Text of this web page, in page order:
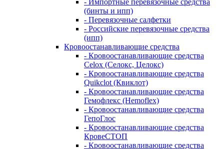
- Импортные перевязочные средства
(бинты и ипп)
- Перевязочные салфетки
- Российские перевязочные средства
(ипп)
Кровоостанавливающие средства
- Кровоостанавливающие средства
Celox (Селокс, Целокс)
- Кровоостанавливающие средства
Quikclot (Квиклот)
- Кровоостанавливающие средства
Гемофлекс (Hemoflex)
- Кровоостанавливающие средства
ГепоГлос
- Кровоостанавливающие средства
КровеСТОП
- Кровоостанавливающие средства